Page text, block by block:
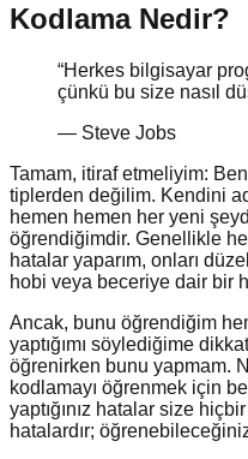
Kodlama Nedir?
“Herkes bilgisayar
çünkü bu size nasıl
— Steve Jobs
Tamam, itiraf etmeliyim:
tiplerden değilim. Kendini
hemen hemen her yeni
öğrendiğimdir. Genellikle
hatalar yaparım, onları
hobi veya beceriye dair bir
Ancak, bunu öğrendiğim
yaptığımı söylediğime
öğrenirken bunu yapmam.
kodlamayı öğrenmek için
yaptığınız hatalar size
hatalardır;